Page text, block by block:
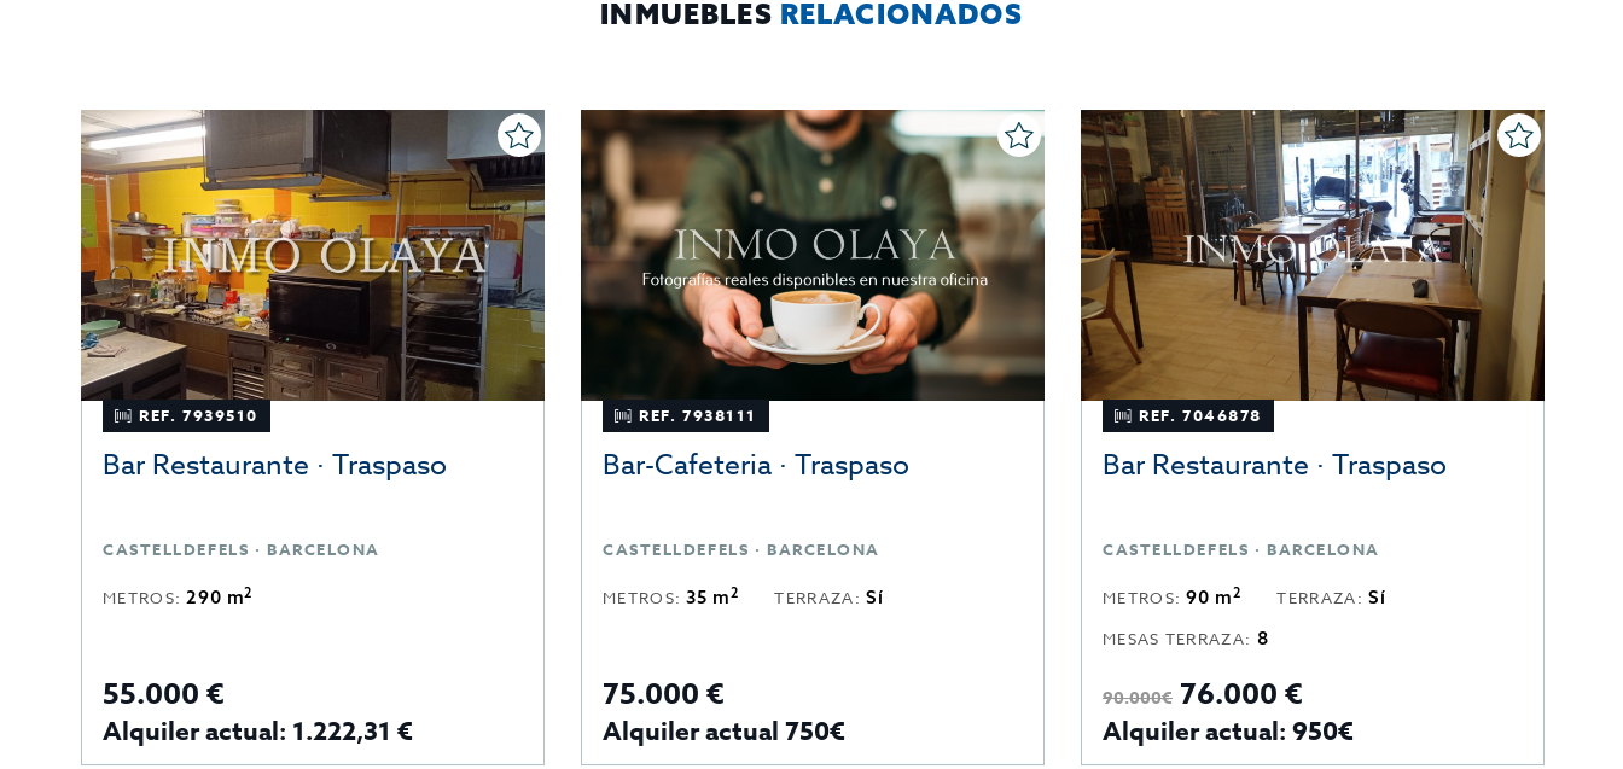
INMUEBLES RELACIONADOS
REF. 7939510
Bar Restaurante · Traspaso
CASTELLDEFELS · BARCELONA
METROS:290 m2
55.000 €
Alquiler actual: 1.222,31 €
REF. 7938111
Bar-Cafeteria · Traspaso
CASTELLDEFELS · BARCELONA
METROS:35 m2 TERRAZA:Sí
75.000 €
Alquiler actual 750€
REF. 7046878
Bar Restaurante · Traspaso
CASTELLDEFELS · BARCELONA
METROS:90 m2 TERRAZA:Sí
MESAS TERRAZA: 8
90.000€ 76.000 €
Alquiler actual: 950€